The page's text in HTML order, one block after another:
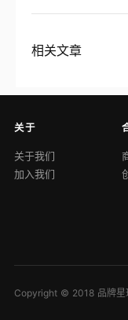
相关文章
关于
关于我们
加入我们
Copyright © 2018 品牌星